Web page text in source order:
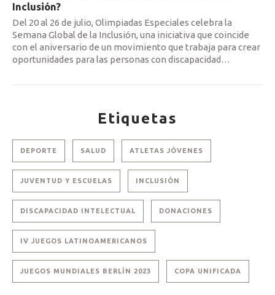
Inclusión?
Del 20 al 26 de julio, Olimpiadas Especiales celebra la
Semana Global de la Inclusión, una iniciativa que coincide
con el aniversario de un movimiento que trabaja para crear
oportunidades para las personas con discapacidad…
Etiquetas
DEPORTE SALUD ATLETAS JÓVENES
JUVENTUD Y ESCUELAS INCLUSIÓN
DISCAPACIDAD INTELECTUAL DONACIONES
IV JUEGOS LATINOAMERICANOS
JUEGOS MUNDIALES BERLÍN 2023 COPA UNIFICADA